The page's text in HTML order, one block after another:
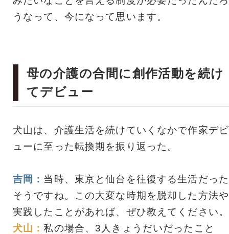
うなって、今になって思います。
母の介護の合間に創作活動を続け
てデビュー
犬山は、介護生活を続けていくなかで作家デビ
ューに至った転換期を振り返った。
吉岡： 当時、東京と仙台を往復する生活だった
そうですね。この大変な時期を脱却した方法や
実践したことがあれば、ぜひ教えてください。
犬山：私の場合、3人きょうだいだったこと